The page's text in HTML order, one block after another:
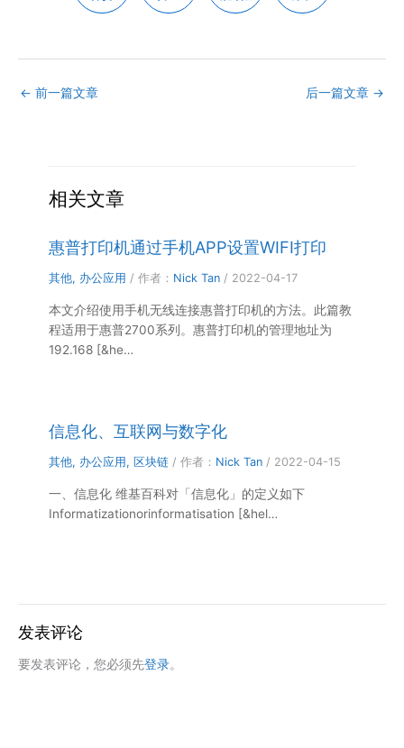
← 前一篇文章 后一篇文章 →
相关文章
惠普打印机通过手机APP设置WIFI打印
其他, 办公应用 / 作者： Nick Tan / 2022-04-17
本文介绍使用手机无线连接惠普打印机的方法。此篇教
程适用于惠普2700系列。惠普打印机的管理地址为
192.168 [&he…
信息化、互联网与数字化
其他, 办公应用 , 区块链 / 作者： Nick Tan / 2022-04-15
一、信息化 维基百科对「信息化」的定义如下
Informatizationorinformatisation [&hel…
发表评论
要发表评论，您必须先登录。